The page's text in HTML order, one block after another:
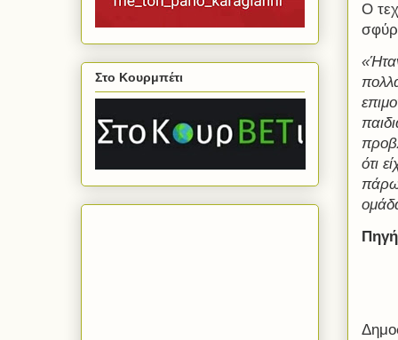
Ο
ότι
πάρω
Στο Κουρμπέτι